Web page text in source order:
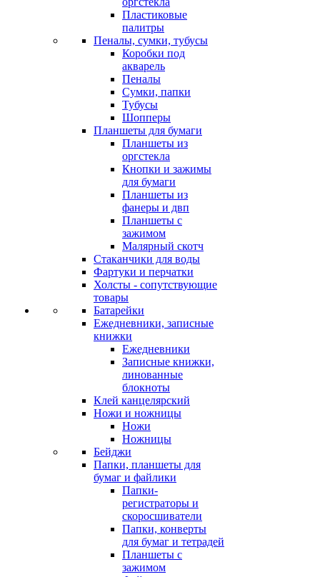
Пластиковые
палитры
Пеналы, сумки, тубусы
Коробки под
акварель
Пеналы
Сумки, папки
Тубусы
Шопперы
Планшеты для бумаги
Планшеты из
оргстекла
Кнопки и зажимы
для бумаги
Планшеты из
фанеры и двп
Планшеты с
зажимом
Малярный скотч
Стаканчики для воды
Фартуки и перчатки
Холсты - сопутствующие
товары
Батарейки
Ежедневники, записные
книжки
Ежедневники
Записные книжки,
линованные
блокноты
Клей канцелярский
Ножи и ножницы
Ножи
Ножницы
Бейджи
Папки, планшеты для
бумаг и файлики
Папки-
регистраторы и
скоросшиватели
Папки, конверты
для бумаг и тетрадей
Планшеты с
зажимом